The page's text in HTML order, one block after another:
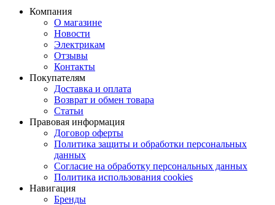
Компания
О магазине
Новости
Электрикам
Отзывы
Контакты
Покупателям
Доставка и оплата
Возврат и обмен товара
Статьи
Правовая информация
Договор оферты
Политика защиты и обработки персональных
данных
Согласие на обработку персональных данных
Политика использования cookies
Навигация
Бренды